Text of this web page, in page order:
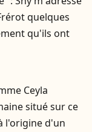
quelques
qu'ils ont
Ceyla
situé sur ce
l'origine d'un